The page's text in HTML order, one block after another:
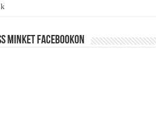
minket Facebookon